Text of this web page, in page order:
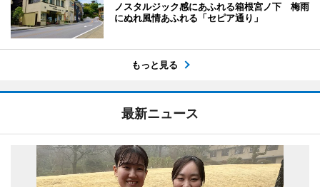
ノスタルジック感にあふれる箱根宮ノ下 梅雨
にぬれ風情あふれる「セピア通り」
もっと見る
最新ニュース